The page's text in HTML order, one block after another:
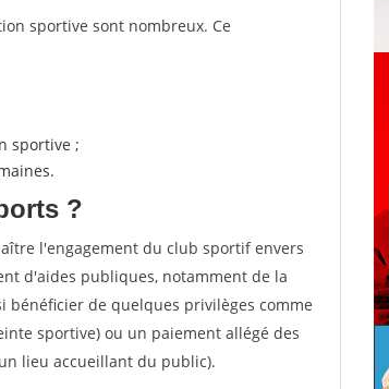
sportive sont nombreux. Ce
sportive ;
?
l'engagement du club sportif envers
d'aides publiques, notamment de la
bénéficier de quelques privilèges comme
sportive) ou un paiement allégé des
lieu accueillant du public).